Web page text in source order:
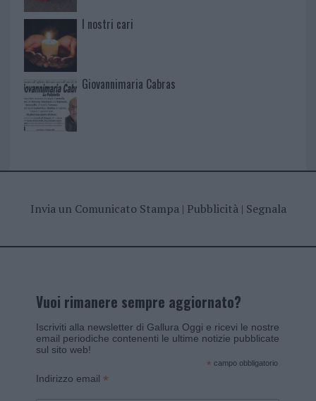
I nostri cari
Giovannimaria Cabras
Invia un Comunicato Stampa| Pubblicità| Segnala
Vuoi rimanere sempre aggiornato?
Iscriviti alla newsletter di Gallura Oggi e ricevi le nostre
email periodiche contenenti le ultime notizie pubblicate
sul sito web!
* campo obbligatorio
Indirizzo email *